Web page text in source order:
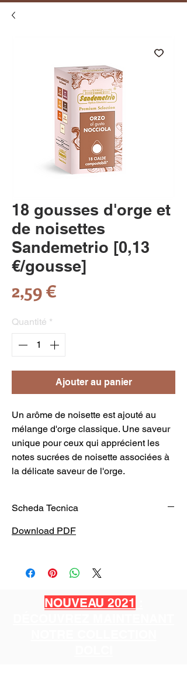
18 gousses d'orge et
de noisettes
Sandemetrio [0,13
€/gousse]
2,59 €
Quantité *
Ajouter au panier
Un arôme de noisette est ajouté au
mélange d'orge classique. Une saveur
unique pour ceux qui apprécient les
notes sucrées de noisette associées à
la délicate saveur de l'orge.
Scheda Tecnica
Download PDF
NOUVEAU 2021